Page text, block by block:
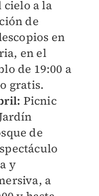
cielo a la
de
en
en el
de 19:00 a
gratis.
Picnic
de
y
a